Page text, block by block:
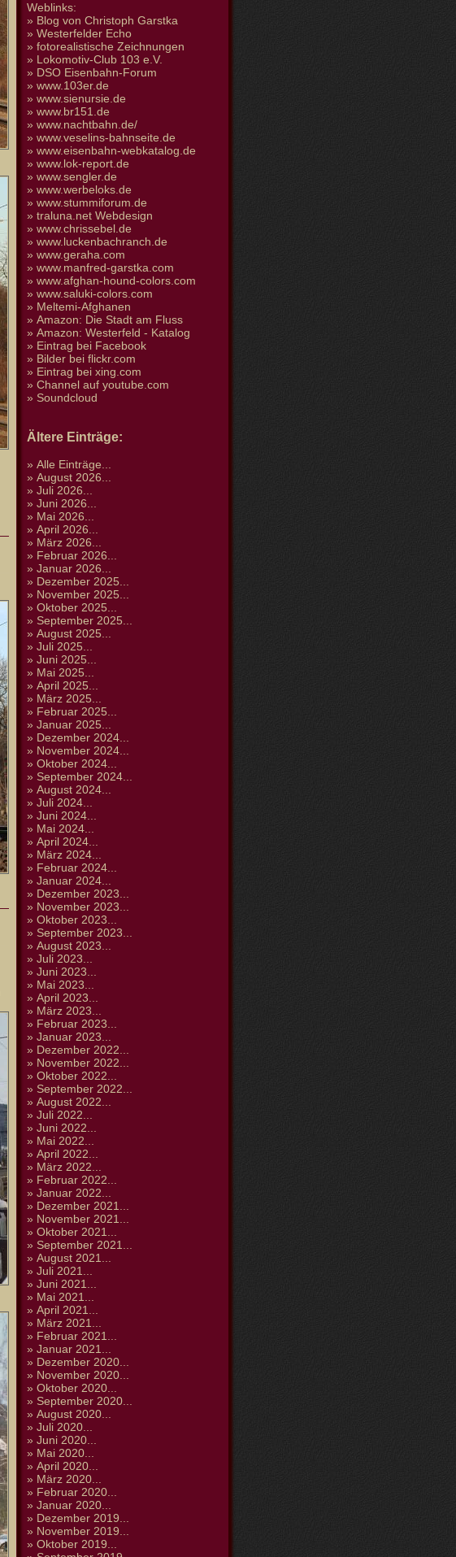
Weblinks:
» Blog von Christoph Garstka
» Westerfelder Echo
» fotorealistische Zeichnungen
» Lokomotiv-Club 103 e.V.
» DSO Eisenbahn-Forum
» www.103er.de
» www.sienursie.de
» www.br151.de
» www.nachtbahn.de/
» www.veselins-bahnseite.de
» www.eisenbahn-webkatalog.de
» www.lok-report.de
» www.sengler.de
» www.werbeloks.de
» www.stummiforum.de
» traluna.net Webdesign
» www.chrissebel.de
» www.luckenbachranch.de
» www.geraha.com
» www.manfred-garstka.com
» www.afghan-hound-colors.com
» www.saluki-colors.com
» Meltemi-Afghanen
» Amazon: Die Stadt am Fluss
» Amazon: Westerfeld - Katalog
» Eintrag bei Facebook
» Bilder bei flickr.com
» Eintrag bei xing.com
» Channel auf youtube.com
» Soundcloud
Ältere Einträge:
» Alle Einträge...
» August 2026...
» Juli 2026...
» Juni 2026...
» Mai 2026...
» April 2026...
» März 2026...
» Februar 2026...
» Januar 2026...
» Dezember 2025...
» November 2025...
» Oktober 2025...
» September 2025...
» August 2025...
» Juli 2025...
» Juni 2025...
» Mai 2025...
» April 2025...
» März 2025...
» Februar 2025...
» Januar 2025...
» Dezember 2024...
» November 2024...
» Oktober 2024...
» September 2024...
» August 2024...
» Juli 2024...
» Juni 2024...
» Mai 2024...
» April 2024...
» März 2024...
» Februar 2024...
» Januar 2024...
» Dezember 2023...
» November 2023...
» Oktober 2023...
» September 2023...
» August 2023...
» Juli 2023...
» Juni 2023...
» Mai 2023...
» April 2023...
» März 2023...
» Februar 2023...
» Januar 2023...
» Dezember 2022...
» November 2022...
» Oktober 2022...
» September 2022...
» August 2022...
» Juli 2022...
» Juni 2022...
» Mai 2022...
» April 2022...
» März 2022...
» Februar 2022...
» Januar 2022...
» Dezember 2021...
» November 2021...
» Oktober 2021...
» September 2021...
» August 2021...
» Juli 2021...
» Juni 2021...
» Mai 2021...
» April 2021...
» März 2021...
» Februar 2021...
» Januar 2021...
» Dezember 2020...
» November 2020...
» Oktober 2020...
» September 2020...
» August 2020...
» Juli 2020...
» Juni 2020...
» Mai 2020...
» April 2020...
» März 2020...
» Februar 2020...
» Januar 2020...
» Dezember 2019...
» November 2019...
» Oktober 2019...